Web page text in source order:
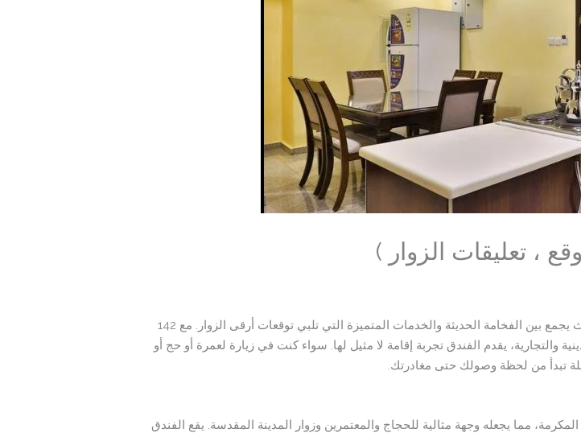
، تعليقات الزوار )
تحفة معمارية تزين قلب مكة المكرمة، حيث يجمع بين الفخامة الحديثة والخدمات المتميزة التي تلبي توقعات أرقى الزوار. مع 142
والتجارية، يقدم الفندق تجربة إقامة لا مثيل لها. سواء كنت في زيارة لعمرة أو حج أو
تبدأ من لحظة وصولك حتى مغادرتك.
مما يجعله وجهة مثالية للحجاج والمعتمرين وزوار المدينة المقدسة. يقع الفندق